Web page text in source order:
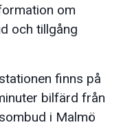
om
och tillgång
finns på
bilfärd från
i Malmö